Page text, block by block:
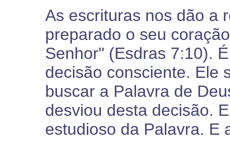
As escrituras nos dão a
preparado o seu
Senhor" (Esdras 7:10).
decisão consciente. Ele
buscar a Palavra de
desviou desta decisão.
estudioso da Palavra. E